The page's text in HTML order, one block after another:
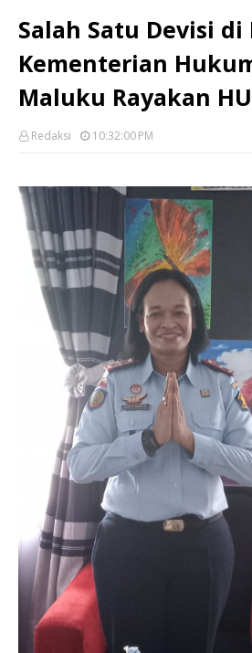
Salah Satu Devisi
Kementerian
Maluku Rayakan
Redaksi 10:32:00 PM